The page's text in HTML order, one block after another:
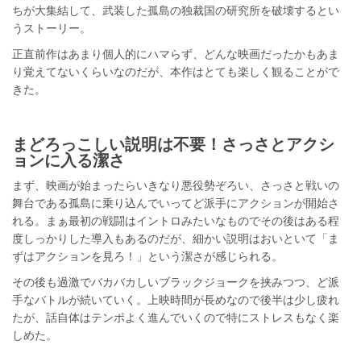
ちが大集結して、武装した孤島の独裁国の研究所を破壊するとい
うストーリー。
正直前作はあまり個人的にハマらず、どんな映画だったかもあま
り覚えてないくらいなのだが、本作はとても楽しく観ることがで
きた。
まどろっこしい説明は不要！さっさとアクシ
ョンに入る潔さ
まず、映画が始まったらいきなり悪役勢ぞろい、さっさと戦いの
舞台である孤島に乗り込んでいってど派手にアクションが開始さ
れる。まぁ最初の戦闘はイントロみたいなものでその後はある程
度しっかりした導入もあるのだが、細かい説明はおいといて「ま
ずはアクションを見ろ！」という潔さが感じられる。
その後も過激でバカバカしいブラックジョークを挟みつつ、ど派
手なバトルが続いていく。上映時間が長めなので後半は少し疲れ
たが、話自体はテンポよく進んでいくので特にストレスもなく楽
しめた。